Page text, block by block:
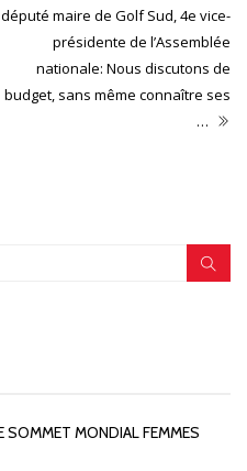
député maire de Golf Sud, 4e vice-
présidente de l’Assemblée
nationale: Nous discutons de
budget, sans même connaître ses
…
SOMMET MONDIAL FEMMES